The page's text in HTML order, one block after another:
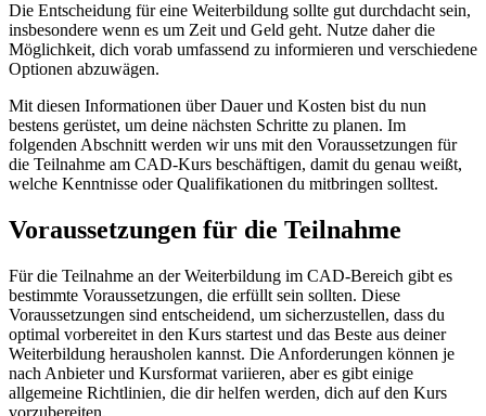
Die Entscheidung für eine Weiterbildung sollte gut durchdacht sein,
insbesondere wenn es um Zeit und Geld geht. Nutze daher die
Möglichkeit, dich vorab umfassend zu informieren und verschiedene
Optionen abzuwägen.
Mit diesen Informationen über Dauer und Kosten bist du nun
bestens gerüstet, um deine nächsten Schritte zu planen. Im
folgenden Abschnitt werden wir uns mit den Voraussetzungen für
die Teilnahme am CAD-Kurs beschäftigen, damit du genau weißt,
welche Kenntnisse oder Qualifikationen du mitbringen solltest.
Voraussetzungen für die Teilnahme
Für die Teilnahme an der Weiterbildung im CAD-Bereich gibt es
bestimmte Voraussetzungen, die erfüllt sein sollten. Diese
Voraussetzungen sind entscheidend, um sicherzustellen, dass du
optimal vorbereitet in den Kurs startest und das Beste aus deiner
Weiterbildung herausholen kannst. Die Anforderungen können je
nach Anbieter und Kursformat variieren, aber es gibt einige
allgemeine Richtlinien, die dir helfen werden, dich auf den Kurs
vorzubereiten.